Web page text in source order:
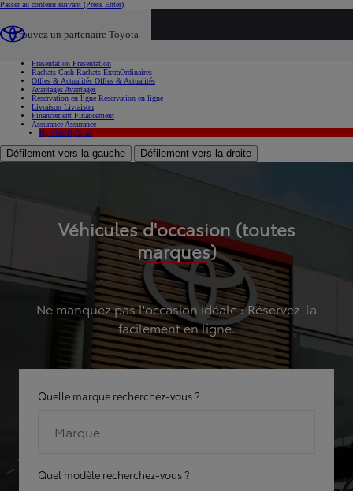
Passer au contenu suivant (Press Enter)
Trouvez un partenaire Toyota
Présentation Présentation
Rachats Cash Rachats ExtraOrdinaires
Offres & Actualités Offres & Actualités
Avantages Avantages
Réservation en ligne Réservation en ligne
Livraison Livraison
Financement Financement
Assurance Assurance
Hybride Hybride
Défilement vers la gauche Défilement vers la droite
Véhicules d'occasion (toutes
marques)
Ne manquez pas l'occasion idéale : Réservez-la
facilement en ligne.
Quelle marque recherchez-vous ?
Marque
Quel modèle recherchez-vous ?